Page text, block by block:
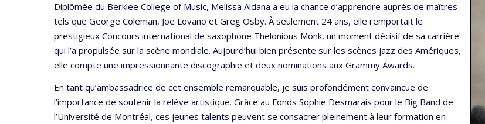
Diplômée du Berklee College of Music, Melissa Aldana a eu la chance d’apprendre auprès de maîtres
tels que George Coleman, Joe Lovano et Greg Osby. À seulement 24 ans, elle remportait le
prestigieux Concours international de saxophone Thelonious Monk, un moment décisif de sa carrière
qui l’a propulsée sur la scène mondiale. Aujourd’hui bien présente sur les scènes jazz des Amériques,
elle compte une impressionnante discographie et deux nominations aux Grammy Awards.
En tant qu’ambassadrice de cet ensemble remarquable, je suis profondément convaincue de
l’importance de soutenir la relève artistique. Grâce au Fonds Sophie Desmarais pour le Big Band de
l’Université de Montréal, ces jeunes talents peuvent se consacrer pleinement à leur formation en